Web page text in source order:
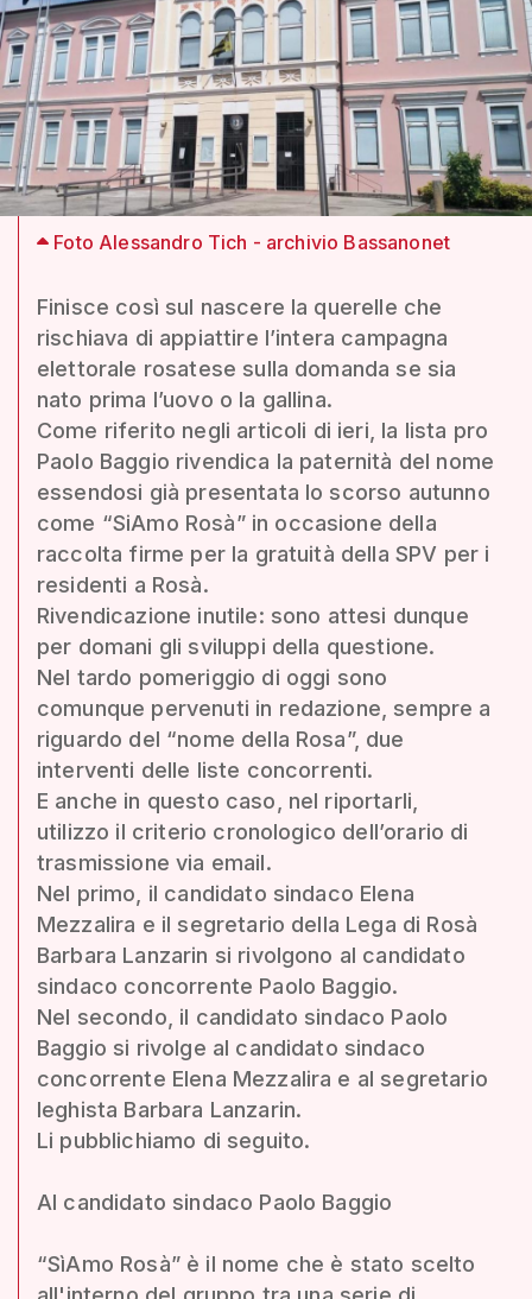
Foto Alessandro Tich - archivio Bassanonet
Finisce così sul nascere la querelle che
rischiava di appiattire l’intera campagna
elettorale rosatese sulla domanda se sia
nato prima l’uovo o la gallina.
Come riferito negli articoli di ieri, la lista pro
Paolo Baggio rivendica la paternità del nome
essendosi già presentata lo scorso autunno
come “SiAmo Rosà” in occasione della
raccolta firme per la gratuità della SPV per i
residenti a Rosà.
Rivendicazione inutile: sono attesi dunque
per domani gli sviluppi della questione.
Nel tardo pomeriggio di oggi sono
comunque pervenuti in redazione, sempre a
riguardo del “nome della Rosa”, due
interventi delle liste concorrenti.
E anche in questo caso, nel riportarli,
utilizzo il criterio cronologico dell’orario di
trasmissione via email.
Nel primo, il candidato sindaco Elena
Mezzalira e il segretario della Lega di Rosà
Barbara Lanzarin si rivolgono al candidato
sindaco concorrente Paolo Baggio.
Nel secondo, il candidato sindaco Paolo
Baggio si rivolge al candidato sindaco
concorrente Elena Mezzalira e al segretario
leghista Barbara Lanzarin.
Li pubblichiamo di seguito.
Al candidato sindaco Paolo Baggio
“SìAmo Rosà” è il nome che è stato scelto